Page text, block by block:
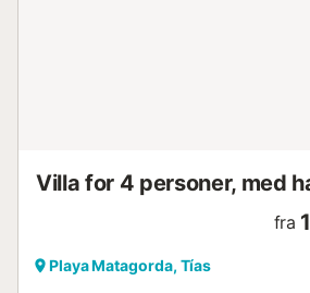
Villa for 4 personer, med
fra
Playa Matagorda, Tías